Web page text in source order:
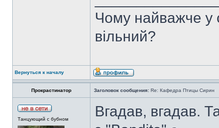
Чому найважче у
вільний?
Вернуться к началу
Прокрастинатор Заголовок сообщения: Re: Кафедра Птицы Сирин
Танцующий с бубном
Вгадав, вгадав.